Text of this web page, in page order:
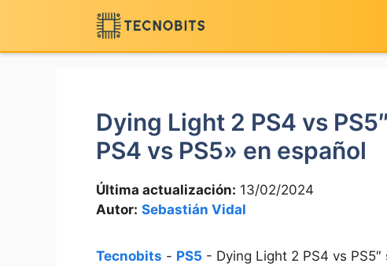
contenido
Dying Light 2 PS4 vs
PS4 vs PS5» en español
Última actualización: 13/02/2024
Autor: Sebastián Vidal
Tecnobits - PS5 - Dying Light 2 PS4 vs